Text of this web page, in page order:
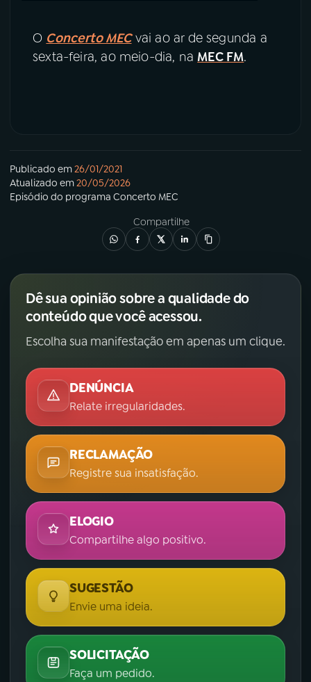
O Concerto MECvai ao ar de segunda a
sexta-feira, ao meio-dia, na MEC FM.
Publicado em26/01/2021
Atualizado em20/05/2026
Episódio do programa Concerto MEC
Compartilhe
Dê sua opinião sobre a qualidade do
conteúdo que você acessou.
Escolha sua manifestação em apenas um clique.
DENÚNCIA
Relate irregularidades.
RECLAMAÇÃO
Registre sua insatisfação.
ELOGIO
Compartilhe algo positivo.
SUGESTÃO
Envie uma ideia.
SOLICITAÇÃO
Faça um pedido.